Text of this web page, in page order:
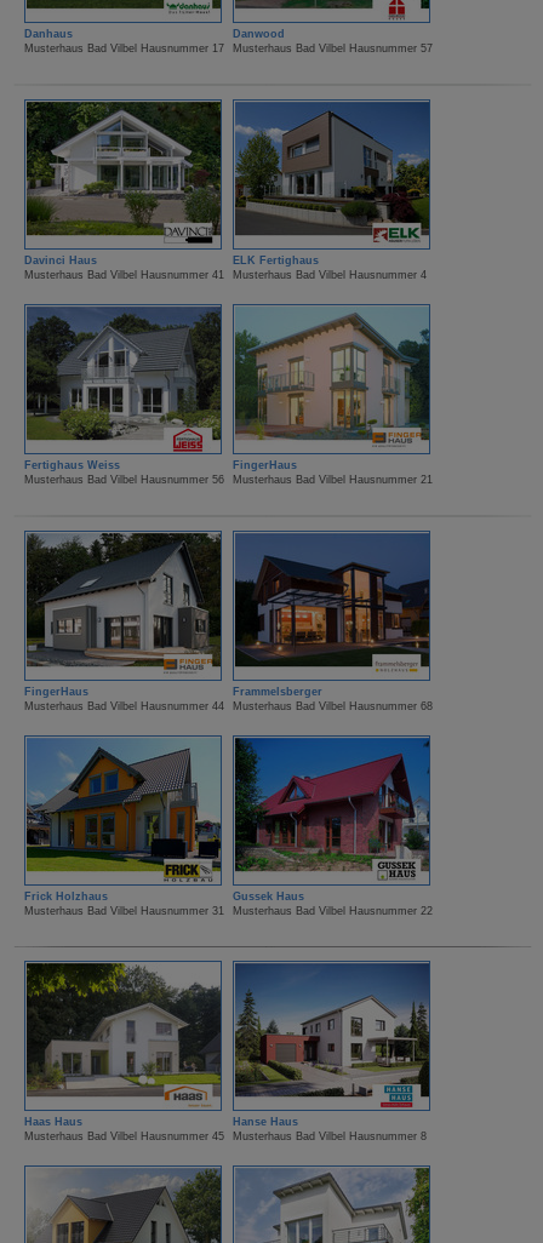
Danhaus
Musterhaus Bad Vilbel Hausnummer 17
Danwood
Musterhaus Bad Vilbel Hausnummer 57
Davinci Haus
Musterhaus Bad Vilbel Hausnummer 41
ELK Fertighaus
Musterhaus Bad Vilbel Hausnummer 4
Fertighaus Weiss
Musterhaus Bad Vilbel Hausnummer 56
FingerHaus
Musterhaus Bad Vilbel Hausnummer 21
FingerHaus
Musterhaus Bad Vilbel Hausnummer 44
Frammelsberger
Musterhaus Bad Vilbel Hausnummer 68
Frick Holzhaus
Musterhaus Bad Vilbel Hausnummer 31
Gussek Haus
Musterhaus Bad Vilbel Hausnummer 22
Haas Haus
Musterhaus Bad Vilbel Hausnummer 45
Hanse Haus
Musterhaus Bad Vilbel Hausnummer 8